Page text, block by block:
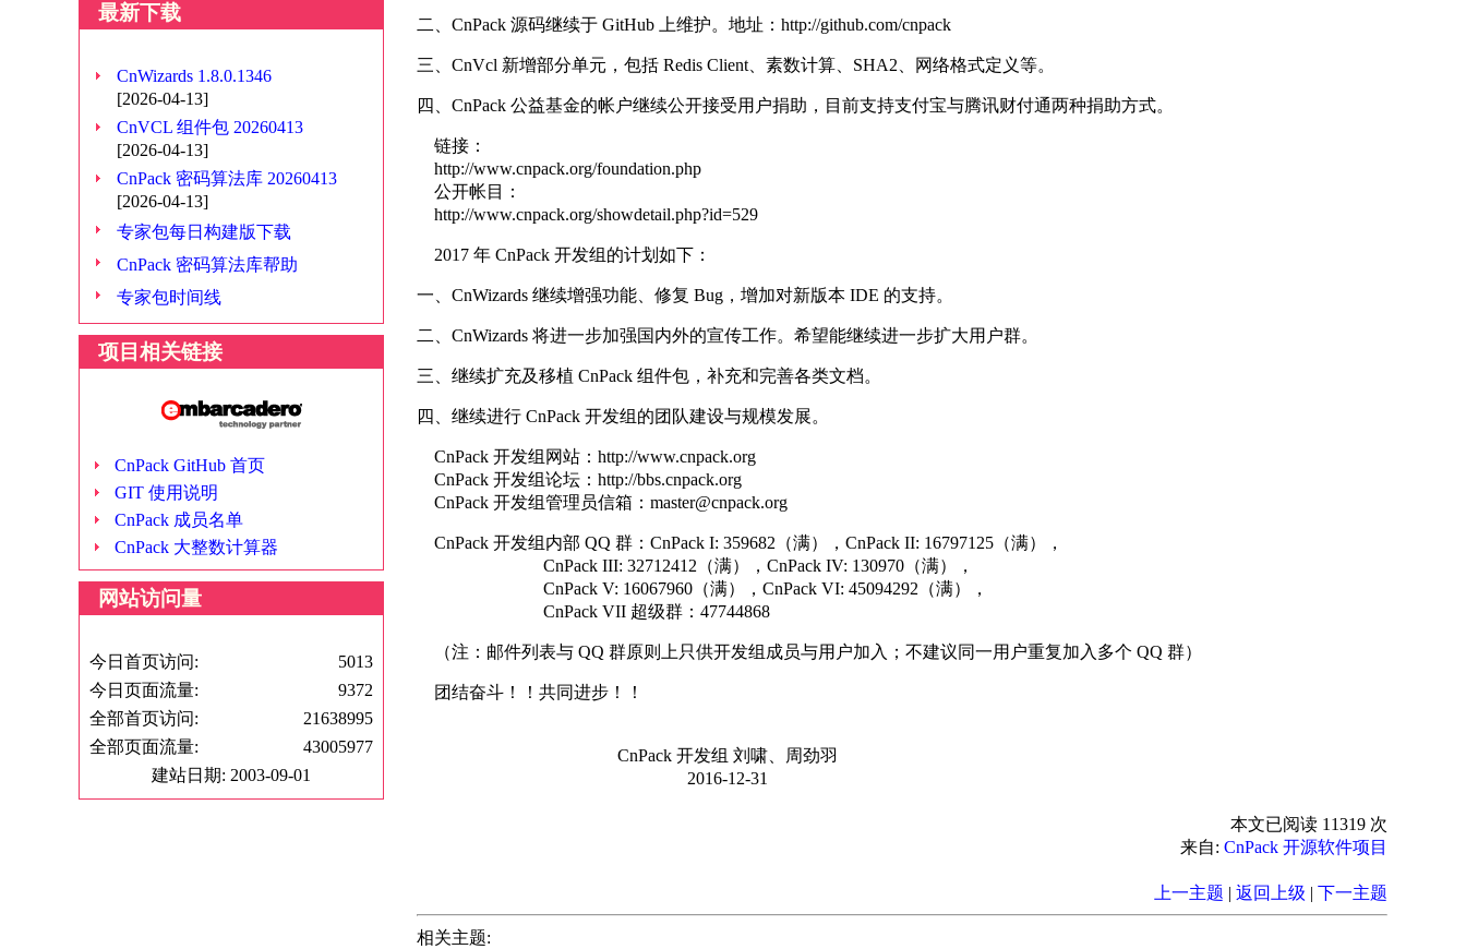
最新下载
CnWizards 1.8.0.1346
[2026-04-13]
CnVCL 组件包 20260413
[2026-04-13]
CnPack 密码算法库 20260413
[2026-04-13]
专家包每日构建版下载
CnPack 密码算法库帮助
专家包时间线
项目相关链接
CnPack GitHub 首页
GIT 使用说明
CnPack 成员名单
CnPack 大整数计算器
网站访问量
今日首页访问:
5013
今日页面流量:
9372
全部首页访问:
21638995
全部页面流量:
43005977
建站日期: 2003-09-01
二、CnPack 源码继续于 GitHub 上维护。地址：http://github.com/cnpack
三、CnVcl 新增部分单元，包括 Redis Client、素数计算、SHA2、网络格式定义等。
四、CnPack 公益基金的帐户继续公开接受用户捐助，目前支持支付宝与腾讯财付通两种捐助方式。
链接：
http://www.cnpack.org/foundation.php
公开帐目：
http://www.cnpack.org/showdetail.php?id=529
2017 年 CnPack 开发组的计划如下：
一、CnWizards 继续增强功能、修复 Bug，增加对新版本 IDE 的支持。
二、CnWizards 将进一步加强国内外的宣传工作。希望能继续进一步扩大用户群。
三、继续扩充及移植 CnPack 组件包，补充和完善各类文档。
四、继续进行 CnPack 开发组的团队建设与规模发展。
CnPack 开发组网站：http://www.cnpack.org
CnPack 开发组论坛：http://bbs.cnpack.org
CnPack 开发组管理员信箱：master@cnpack.org
CnPack 开发组内部 QQ 群：CnPack I: 359682（满），CnPack II: 16797125（满），
CnPack III: 32712412（满），CnPack IV: 130970（满），
CnPack V: 16067960（满），CnPack VI: 45094292（满），
CnPack VII 超级群：47744868
（注：邮件列表与 QQ 群原则上只供开发组成员与用户加入；不建议同一用户重复加入多个 QQ 群）
团结奋斗！！共同进步！！
CnPack 开发组 刘啸、周劲羽
2016-12-31
本文已阅读 11319 次
来自: CnPack 开源软件项目
上一主题 | 返回上级 | 下一主题
相关主题: